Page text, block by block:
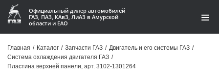
Официальный дилер автомобилей
ГАЗ, ПАЗ, КАвЗ, ЛиАЗ в Амурской
области и ЕАО
Акции
Главная / Каталог / Запчасти ГАЗ / Двигатель и его системы ГАЗ /
Система охлаждения двигателя ГАЗ /
Пластина верхней панели, арт. 3102-1301264